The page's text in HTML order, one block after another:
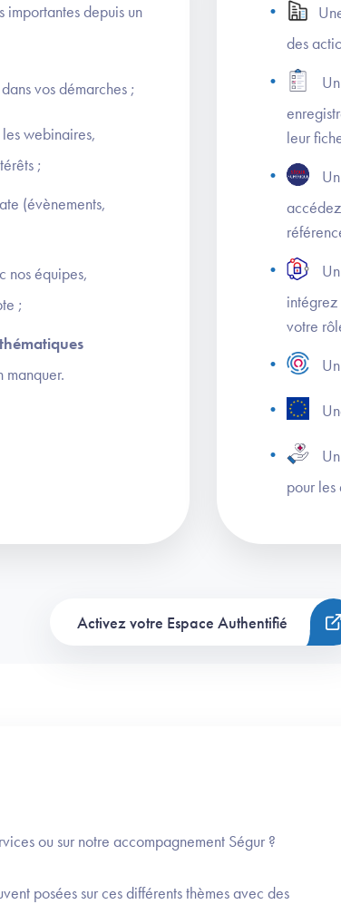
importantes depuis un
vos démarches ;
webinaires,
;
(évènements,
nos équipes,
;
manquer.
des
Un
leur
Un
Un
intégrez
votre
Un
Un
pour les
Activez votre Espace Authentifié
ou sur notre accompagnement Ségur ?
posées sur ces différents thèmes avec des